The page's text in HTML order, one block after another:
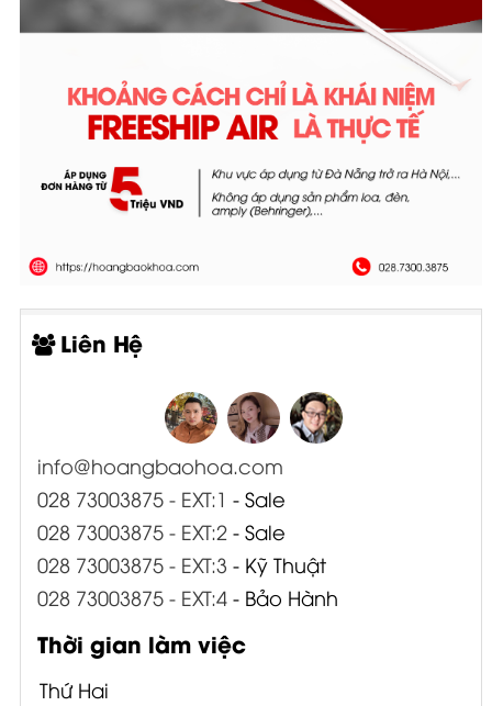
Liên Hệ
info@hoangbaohoa.com
028 73003875 - EXT:1 - Sale
028 73003875 - EXT:2- Sale
028 73003875 - EXT:3 - Kỹ Thuật
028 73003875 - EXT:4- Bảo Hành
Thời gian làm việc
Thứ Hai